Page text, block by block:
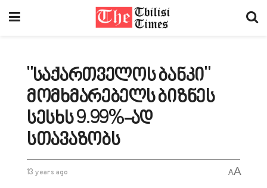
"საქართველოს ბანკი"
მომხმარებელს ბიზნეს
სესხს 9.99%-ად
სთავაზობს
13 years ago AA